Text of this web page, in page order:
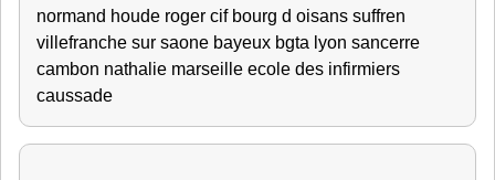
normand houde roger cif bourg d oisans suffren
villefranche sur saone bayeux bgta lyon sancerre
cambon nathalie marseille ecole des infirmiers
caussade